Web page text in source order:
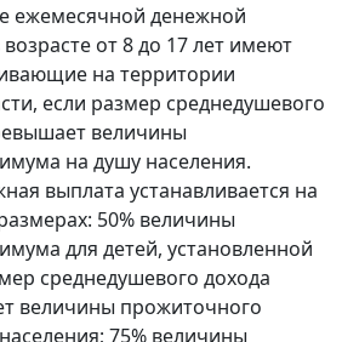
ежемесячной денежной
от 8 до 17 лет имеют
на территории
если размер среднедушевого
величины
на душу населения.
выплата устанавливается на
50% величины
для детей, установленной
среднедушевого дохода
величины прожиточного
75% величины